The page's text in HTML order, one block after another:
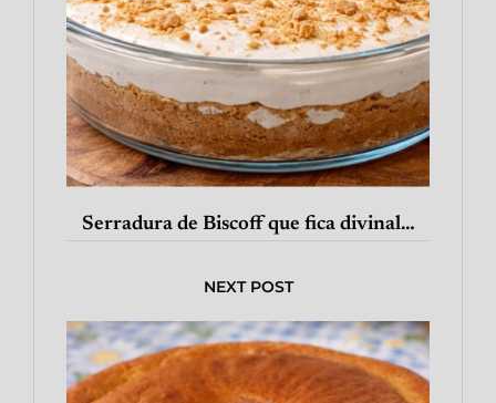
Serradura de Biscoff que fica divinal…
NEXT POST